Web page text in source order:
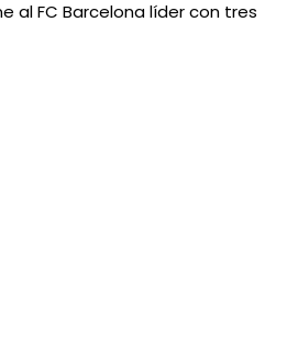
al FC Barcelona líder con tres